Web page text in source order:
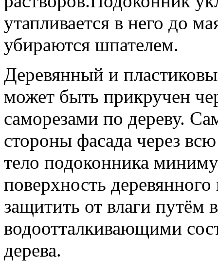
утапливается в него до
убираются шпателем.
Деревянный и
может быть прикручен
саморезами по дереву.
стороны фасада через
тело подоконника
поверхность
защитить от влаги
водоотталкивающими
дерева.